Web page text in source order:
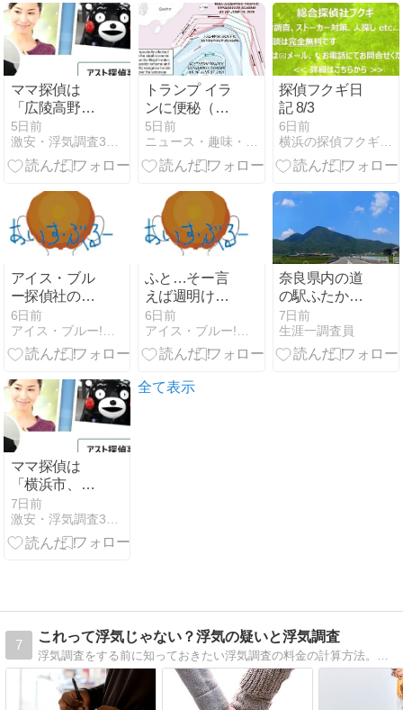
判】アスト探
偵事務所
ママ探偵は
「広陵高野球
部でいじめ重
大事態発生」
検証します
ト探偵事務所
5日前
激安・浮気調査3時間無料お試し[オススメ]アスト探偵事務所
トランプ イラ
ンに便秘（打
つ手なし）
か？
5日前
ニュース・趣味・ギャンブル VS GCI
探偵フクギ日
記 8/3
6日前
横浜の探偵フクギ日記
アイス・ブル
ー探偵社の固
定電話の着信
設定を変えた
方が良いかね
6日前
ふと…そー言
えば週明けに
の月曜日朝に
問い合わせ電
話率高いけ
6日前
奈良県内の道
の駅ふたかみ
パーク當麻で
小休憩の探偵
7日前
生涯一調査員
ママ探偵は
「横浜市、い
じめ重大事態
82件も発生」
検証します
7日前
全て表示
7
これって浮気じゃない？浮気の疑いと浮気調査
浮気調査をする前に知っておきたい浮気調査の料金の計算方法。料金相場はどのくらいなのか？依頼前に料金は抑えられるのか？そもそもどんな証拠があればいいのか？